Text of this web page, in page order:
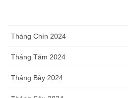
Tháng Chín 2024
Tháng Tám 2024
Tháng Bảy 2024